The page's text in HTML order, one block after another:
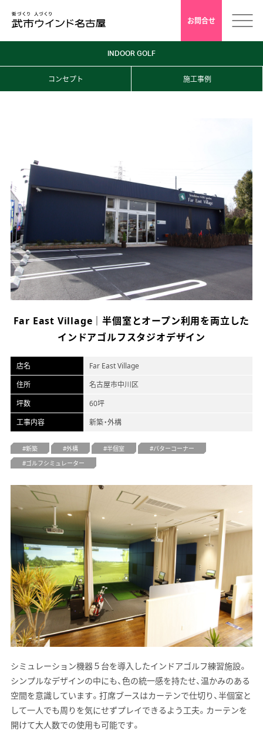
採用情報
店舗デザイン
インドアゴルフ
オフィスデザイン
不動産情報
お問合せ
INDOOR GOLF
コンセプト 施工事例
Far East Village｜半個室とオープン利用を両立した
インドアゴルフスタジオデザイン
店名
Far East Village
住所
名古屋市中川区
坪数
60坪
工事内容
新築・外構
新築 外構 半個室
パターコーナー
ゴルフシミュレーター
シミュレーション機器５台を導入したインドアゴルフ練習施設。
シンプルなデザインの中にも、色の統一感を持たせ、温かみのある
空間を意識しています。打席ブースはカーテンで仕切り、半個室と
して一人でも周りを気にせずプレイできるよう工夫。カーテンを
開けて大人数での使用も可能です。